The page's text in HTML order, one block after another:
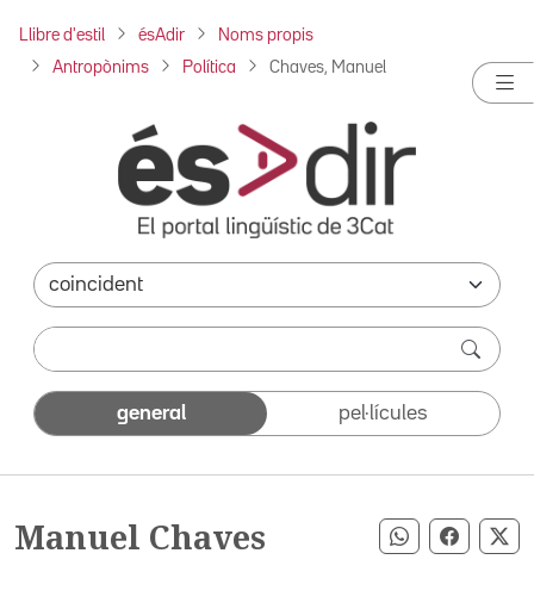
Llibre d'estil ésAdir Noms propis
Antropònims Política Chaves, Manuel
general pel·lícules
Manuel Chaves Compartir